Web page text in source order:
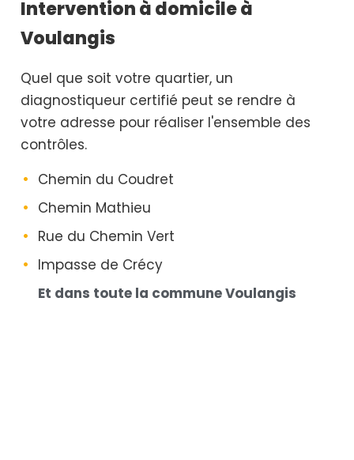
Intervention à domicile à
Voulangis
Quel que soit votre quartier, un
diagnostiqueur certifié peut se rendre à
votre adresse pour réaliser l'ensemble des
contrôles.
Chemin du Coudret
Chemin Mathieu
Rue du Chemin Vert
Impasse de Crécy
Et dans toute la commune Voulangis